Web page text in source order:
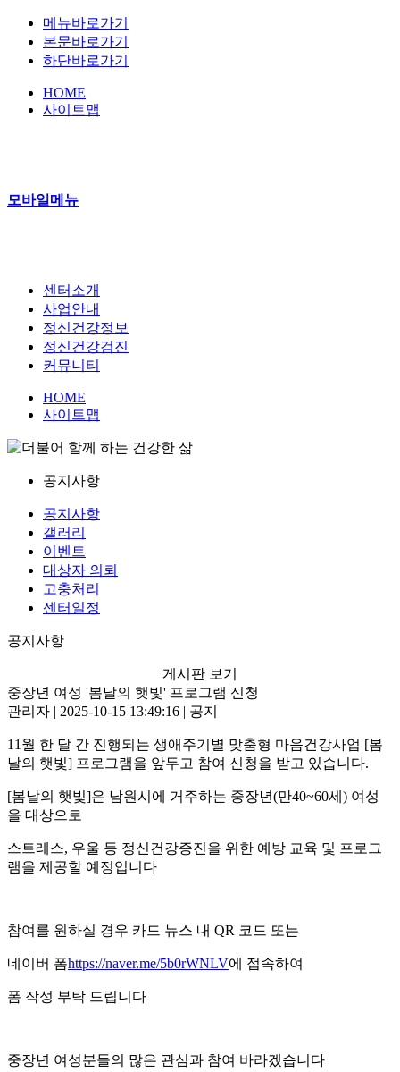
메뉴바로가기
본문바로가기
하단바로가기
HOME
사이트맵
모바일메뉴
센터소개
사업안내
정신건강정보
정신건강검진
커뮤니티
HOME
사이트맵
공지사항
공지사항
갤러리
이벤트
대상자 의뢰
고충처리
센터일정
공지사항
게시판 보기
중장년 여성 '봄날의 햇빛' 프로그램 신청
관리자 | 2025-10-15 13:49:16 | 공지
11 월 한 달 간 진행되는 생애주기별 맞춤형 마음건강사업 [봄
날의 햇빛] 프로그램을 앞두고 참여 신청을 받고 있습니다.
[봄날의 햇빛]은 남원시에 거주하는 중장년(만40~60세 ) 여성
을 대상으로
스트레스, 우울 등 정신건강증진을 위한 예방 교육 및 프로그
램을 제공할 예정입니다
참여를 원하실 경우 카드 뉴스 내 QR 코드 또는
네이버 폼https://naver.me/5b0rWNLV에 접속하여
폼 작성 부탁 드립니다
중장년 여성분들의 많은 관심과 참여 바라겠습니다